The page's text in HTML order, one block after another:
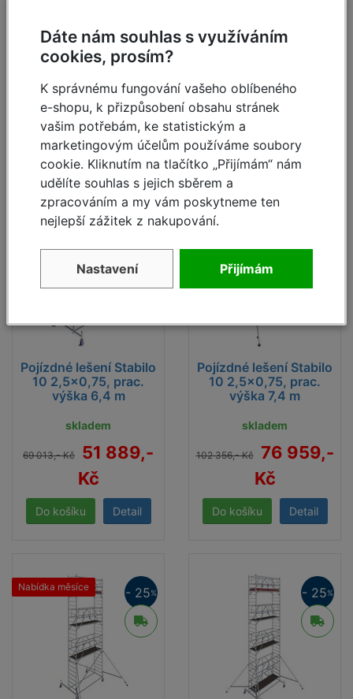
skladem
36 376,-
Kč
Detail
skladem
Kč
Pojízdné lešení Stabilo
10 2,5x0,75, prac.
výška 6,4 m
skladem
69 013,- Kč
51 889,-
Kč
Detail
- 25
Pojízdné lešení Stabilo
10 2,5x0,75, prac.
výška 7,4 m
skladem
102 356,- Kč
76 959,-
Kč
Detail
Nabídka měsíce - 25% - 25%
Dáte nám souhlas s využíváním
cookies, prosím?
K správnému fungování vašeho oblíbeného
e-shopu, k přizpůsobení obsahu stránek
vašim potřebám, ke statistickým a
marketingovým účelům používáme soubory
cookie. Kliknutím na tlačítko „Přijímám“ nám
udělíte souhlas s jejich sběrem a
zpracováním a my vám poskytneme ten
nejlepší zážitek z nakupování.
Nastavení Přijímám